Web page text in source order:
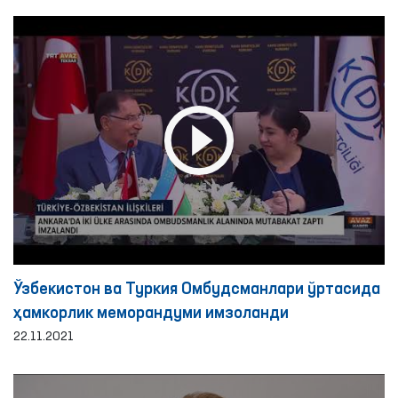
Ўзбекистон ва Туркия Омбудсманлари ўртасида
ҳамкорлик меморандуми имзоланди
22.11.2021